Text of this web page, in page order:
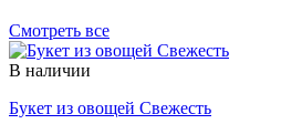
Смотреть все
В наличии
Букет из овощей Свежесть